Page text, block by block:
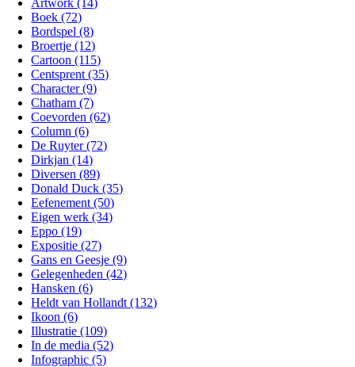
Artwork (14)
Boek (72)
Bordspel (8)
Broertje (12)
Cartoon (115)
Centsprent (35)
Character (9)
Chatham (7)
Coevorden (62)
Column (6)
De Ruyter (72)
Dirkjan (14)
Diversen (89)
Donald Duck (35)
Eefenement (50)
Eigen werk (34)
Eppo (19)
Expositie (27)
Gans en Geesje (9)
Gelegenheden (42)
Hansken (6)
Heldt van Hollandt (132)
Ikoon (6)
Illustratie (109)
In de media (52)
Infographic (5)